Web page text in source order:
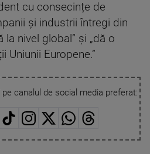
cu consecințe de
și industrii întregi din
la nivel global” și „dă o
Uniunii Europene.”
pe canalul de social media preferat: